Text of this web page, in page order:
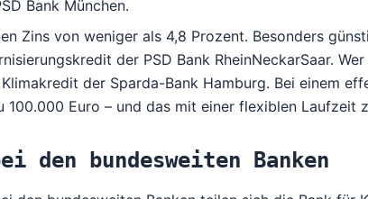
Bank München.
Zins von weniger als 4,8 Prozent. Besonders
der PSD Bank RheinNeckarSaar.
der Sparda-Bank Hamburg. Bei einem
100.000 Euro – und das mit einer flexiblen Laufzeit
den bundesweiten Banken